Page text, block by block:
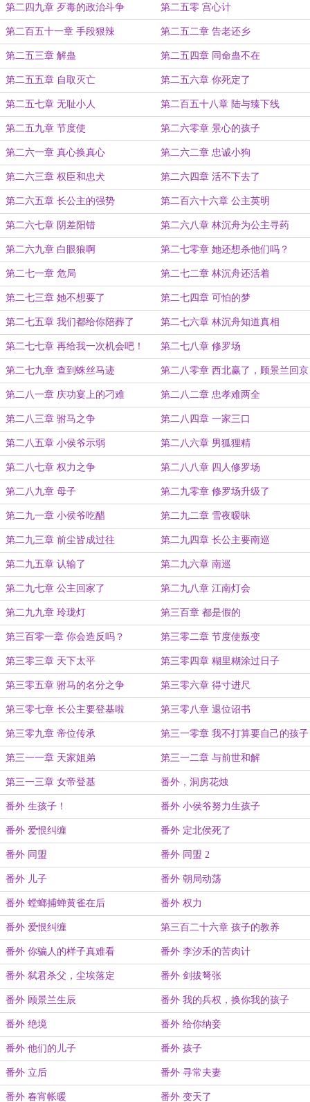
第二四九章 歹毒的政治斗争 第二五零 宫心计
第二百五十一章 手段狠辣 第二五二章 告老还乡
第二五三章 解蛊 第二五四章 同命蛊不在
第二五五章 自取灭亡 第二五六章 你死定了
第二五七章 无耻小人 第二百五十八章 陆与臻下线
第二五九章 节度使 第二六零章 景心的孩子
第二六一章 真心换真心 第二六二章 忠诚小狗
第二六三章 权臣和忠犬 第二六四章 活不下去了
第二六五章 长公主的强势 第二百六十六章 公主英明
第二六七章 阴差阳错 第二六八章 林沉舟为公主寻药
第二六九章 白眼狼啊 第二七零章 她还想杀他们吗？
第二七一章 危局 第二七二章 林沉舟还活着
第二七三章 她不想要了 第二七四章 可怕的梦
第二七五章 我们都给你陪葬了 第二七六章 林沉舟知道真相
第二七七章 再给我一次机会吧！ 第二七八章 修罗场
第二七九章 查到蛛丝马迹 第二八零章 西北赢了，顾景兰回京
第二八一章 庆功宴上的刁难 第二八二章 忠孝难两全
第二八三章 驸马之争 第二八四章 一家三口
第二八五章 小侯爷示弱 第二八六章 男狐狸精
第二八七章 权力之争 第二八八章 四人修罗场
第二八九章 母子 第二九零章 修罗场升级了
第二九一章 小侯爷吃醋 第二九二章 雪夜暧昧
第二九三章 前尘皆成过往 第二九四章 长公主要南巡
第二九五章 认输了 第二九六章 南巡
第二九七章 公主回家了 第二九八章 江南灯会
第二九九章 玲珑灯 第三百章 都是假的
第三百零一章 你会造反吗？ 第三零二章 节度使叛变
第三零三章 天下太平 第三零四章 糊里糊涂过日子
第三零五章 驸马的名分之争 第三零六章 得寸进尺
第三零七章 长公主要登基啦 第三零八章 退位诏书
第三零九章 帝位传承 第三一零章 我不打算要自己的孩子
第三一一章 天家姐弟 第三一二章 与前世和解
第三一三章 女帝登基 番外，洞房花烛
番外 生孩子！ 番外 小侯爷努力生孩子
番外 爱恨纠缠 番外 定北侯死了
番外 同盟 番外 同盟 2
番外 儿子 番外 朝局动荡
番外 螳螂捕蝉黄雀在后 番外 权力
番外 爱恨纠缠 第三百二十六章 孩子的教养
番外 你骗人的样子真难看 番外 李汐禾的苦肉计
番外 弑君杀父，尘埃落定 番外 剑拔弩张
番外 顾景兰生辰 番外 我的兵权，换你我的孩子
番外 绝境 番外 给你纳妾
番外 他们的儿子 番外 孩子
番外 立后 番外 寻常夫妻
番外 春宵帐暖 番外 变天了